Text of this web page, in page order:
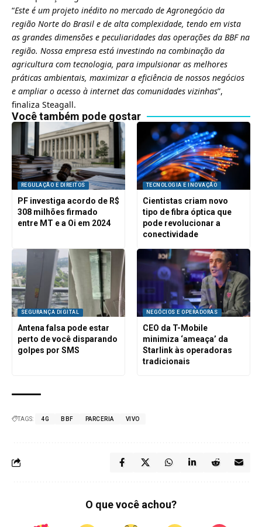
“Este é um projeto inédito no mercado de Agronegócio da
região Norte do Brasil e de alta complexidade, tendo em vista
as grandes dimensões e peculiaridades das operações da BBF na
região. Nossa empresa está investindo na combinação da
agricultura com tecnologia, para impulsionar as melhores
práticas ambientais, maximizar a eficiência de nossos negócios
e ampliar o acesso à internet das comunidades vizinhas”,
finaliza Steagall.
Você também pode gostar
REGULAÇÃO E DIREITOS
PF investiga acordo de R$
308 milhões firmado
entre MT e a Oi em 2024
TECNOLOGIA E INOVAÇÃO
Cientistas criam novo
tipo de fibra óptica que
pode revolucionar a
conectividade
SEGURANÇA DIGITAL
Antena falsa pode estar
perto de você disparando
golpes por SMS
NEGÓCIOS E OPERADORAS
CEO da T-Mobile
minimiza ‘ameaça’ da
Starlink às operadoras
tradicionais
TAGS: 4G BBF PARCERIA VIVO
O que você achou?